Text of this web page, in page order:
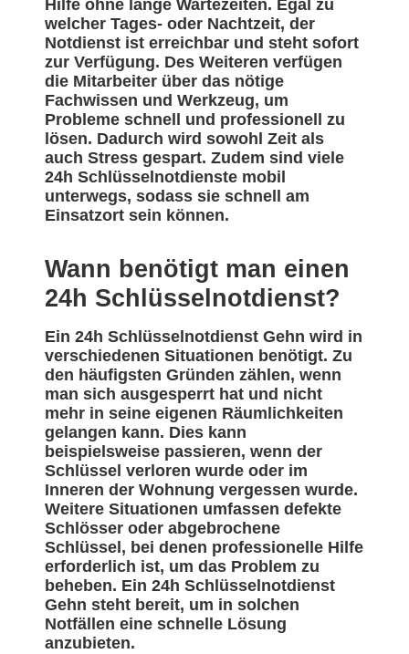
Hilfe ohne lange Wartezeiten. Egal zu
welcher Tages- oder Nachtzeit, der
Notdienst ist erreichbar und steht sofort
zur Verfügung. Des Weiteren verfügen
die Mitarbeiter über das nötige
Fachwissen und Werkzeug, um
Probleme schnell und professionell zu
lösen. Dadurch wird sowohl Zeit als
auch Stress gespart. Zudem sind viele
24h Schlüsselnotdienste mobil
unterwegs, sodass sie schnell am
Einsatzort sein können.
Wann benötigt man einen
24h Schlüsselnotdienst?
Ein 24h Schlüsselnotdienst Gehn wird in
verschiedenen Situationen benötigt. Zu
den häufigsten Gründen zählen, wenn
man sich ausgesperrt hat und nicht
mehr in seine eigenen Räumlichkeiten
gelangen kann. Dies kann
beispielsweise passieren, wenn der
Schlüssel verloren wurde oder im
Inneren der Wohnung vergessen wurde.
Weitere Situationen umfassen defekte
Schlösser oder abgebrochene
Schlüssel, bei denen professionelle Hilfe
erforderlich ist, um das Problem zu
beheben. Ein 24h Schlüsselnotdienst
Gehn steht bereit, um in solchen
Notfällen eine schnelle Lösung
anzubieten.